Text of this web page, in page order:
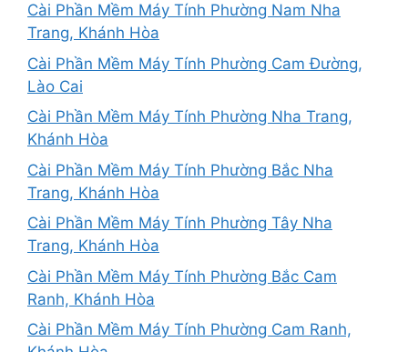
Cài Phần Mềm Máy Tính Phường Nam Nha
Trang, Khánh Hòa
Cài Phần Mềm Máy Tính Phường Cam Đường,
Lào Cai
Cài Phần Mềm Máy Tính Phường Nha Trang,
Khánh Hòa
Cài Phần Mềm Máy Tính Phường Bắc Nha
Trang, Khánh Hòa
Cài Phần Mềm Máy Tính Phường Tây Nha
Trang, Khánh Hòa
Cài Phần Mềm Máy Tính Phường Bắc Cam
Ranh, Khánh Hòa
Cài Phần Mềm Máy Tính Phường Cam Ranh,